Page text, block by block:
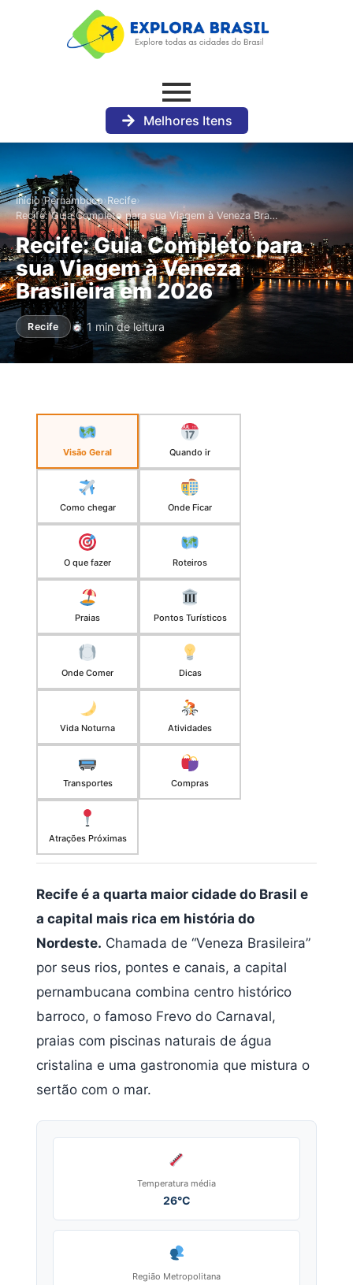
Melhores Itens
Início›Pernambuco›Recife›
Recife: Guia Completo para sua Viagem à Veneza Bra…
Recife: Guia Completo para
sua Viagem à Veneza
Brasileira em 2026
Recife 1 min de leitura
Visão Geral Quando ir
Como chegar Onde Ficar
O que fazer Roteiros
Praias Pontos Turísticos
Onde Comer Dicas
Vida Noturna Atividades
Transportes Compras
Atrações Próximas
Recife é a quarta maior cidade do Brasil e
a capital mais rica em história do
Nordeste. Chamada de “Veneza Brasileira”
por seus rios, pontes e canais, a capital
pernambucana combina centro histórico
barroco, o famoso Frevo do Carnaval,
praias com piscinas naturais de água
cristalina e uma gastronomia que mistura o
sertão com o mar.
Temperatura média
26°C
Região Metropolitana